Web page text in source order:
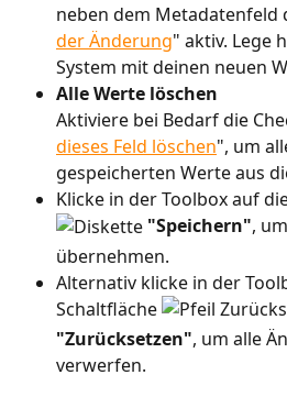
neben dem Metadatenfeld
der Änderung" aktiv. Lege
System mit deinen neuen
Alle Werte löschen
Aktiviere bei Bedarf die
dieses Feld löschen", um
gespeicherten Werte aus
Klicke in der Toolbox auf
"Speichern",
übernehmen.
Alternativ klicke in der
Schaltfläche
"Zurücksetzen", um alle
verwerfen.